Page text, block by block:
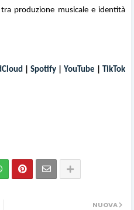
produzione musicale e identità
Spotify| YouTube |TikTok
NUOVA